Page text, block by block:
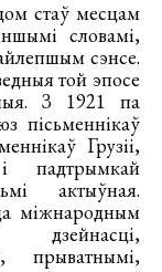
стаў месцам
словамі,
сэнсе.
той эпосе
З 1921 па
пісьменнікаў
Грузіі,
падтрымкай
актыўная.
міжнародным
дзейнасці,
прыватнымі,